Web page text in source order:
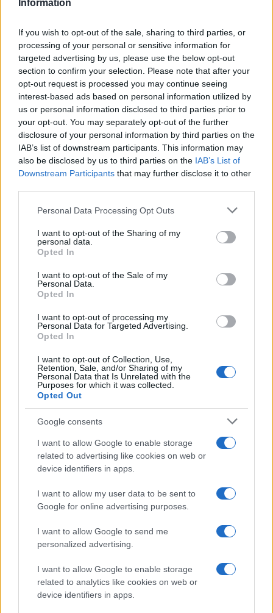
Information
If you wish to opt-out of the sale, sharing to third parties, or
processing of your personal or sensitive information for
targeted advertising by us, please use the below opt-out
section to confirm your selection. Please note that after your
opt-out request is processed you may continue seeing
interest-based ads based on personal information utilized by
us or personal information disclosed to third parties prior to
your opt-out. You may separately opt-out of the further
disclosure of your personal information by third parties on the
IAB’s list of downstream participants. This information may
also be disclosed by us to third parties on the IAB’s List of
Downstream Participants that may further disclose it to other
Please note that this website/app uses one or more Google
not limited to your visit or usage behaviour. You may click to
grant or deny consent to Google and its third-party tags to
use your data for below specified purposes in below Google
consent section.
Personal Data Processing Opt Outs
I want to opt-out of the Sharing of my
personal data.
Opted In
I want to opt-out of the Sale of my
Personal Data.
Opted In
I want to opt-out of processing my
Personal Data for Targeted Advertising.
Opted In
I want to opt-out of Collection, Use,
Retention, Sale, and/or Sharing of my
Personal Data that Is Unrelated with the
Purposes for which it was collected.
Opted Out
Google consents
I want to allow Google to enable storage
related to advertising like cookies on web or
device identifiers in apps.
I want to allow my user data to be sent to
Google for online advertising purposes.
I want to allow Google to send me
personalized advertising.
I want to allow Google to enable storage
related to analytics like cookies on web or
device identifiers in apps.
Matteo Pellegrino ha organizzato una sfilata
promuovere giovani designer; è editorialista
moda che cura rubriche su artigianato e
tendenze locali. Nato a Napoli, conserva
bozze di pattern e appunti presi nelle sartorie
di via Toledo.
Continua a leggere
FUORI PORTA
Odissea e Spider-Man: i film che hanno rivoluzionato